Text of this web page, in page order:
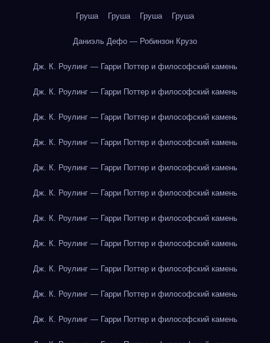
Груша Груша Груша Груша
Даниэль Дефо — Робинзон Крузо
Дж. К. Роулинг — Гарри Поттер и философский камень
Дж. К. Роулинг — Гарри Поттер и философский камень
Дж. К. Роулинг — Гарри Поттер и философский камень
Дж. К. Роулинг — Гарри Поттер и философский камень
Дж. К. Роулинг — Гарри Поттер и философский камень
Дж. К. Роулинг — Гарри Поттер и философский камень
Дж. К. Роулинг — Гарри Поттер и философский камень
Дж. К. Роулинг — Гарри Поттер и философский камень
Дж. К. Роулинг — Гарри Поттер и философский камень
Дж. К. Роулинг — Гарри Поттер и философский камень
Дж. К. Роулинг — Гарри Поттер и философский камень